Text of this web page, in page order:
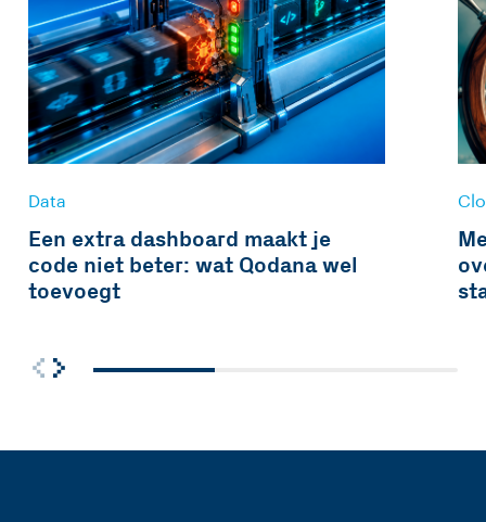
Data
Een extra dashboard maakt je
code niet beter: wat Qodana wel
toevoegt